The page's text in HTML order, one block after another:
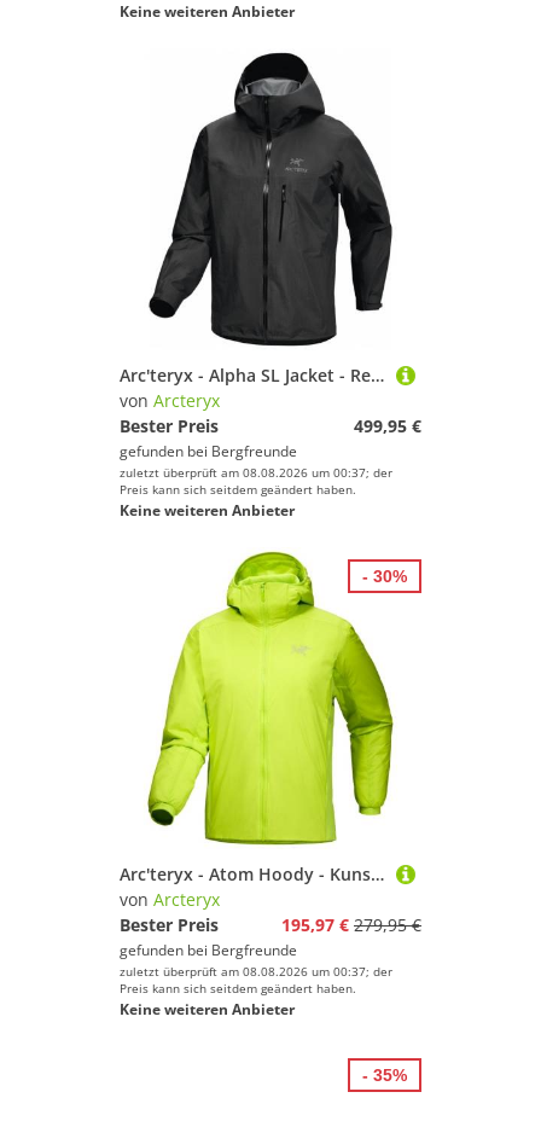
Keine weiteren Anbieter
Arc'teryx - Alpha SL Jacket - Regenjacke Gr S schwarz
von Arcteryx
Bester Preis
499,95 €
gefunden bei Bergfreunde
zuletzt überprüft am 08.08.2026 um 00:37; der
Preis kann sich seitdem geändert haben.
Keine weiteren Anbieter
Arc'teryx - Atom Hoody - Kunstfaserjacke Gr M grün
von Arcteryx
Bester Preis
195,97 € 279,95 €
gefunden bei Bergfreunde
zuletzt überprüft am 08.08.2026 um 00:37; der
Preis kann sich seitdem geändert haben.
Keine weiteren Anbieter
- 30%
- 35%